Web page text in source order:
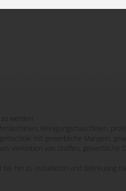
werden.
Reinigungsmaschinen,
mit gewerbliche Mangeln,
Verkleben von Stoffen, gewerbliche
hin zu Installation und Betreuung